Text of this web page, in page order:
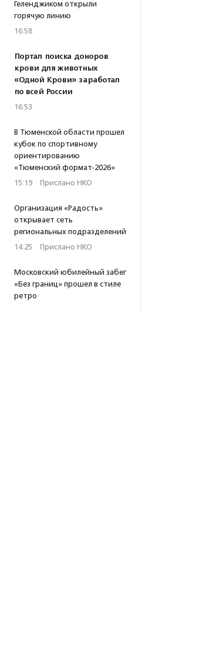
Геленджиком открыли
горячую линию
16:58
Портал поиска доноров
крови для животных
«Одной Крови» заработал
по всей России
16:53
В Тюменской области прошел
кубок по спортивному
ориентированию
«Тюменский формат-2026»
15:19 · Прислано НКО
Организация «Радость»
открывает сеть
региональных подразделений
14:25 · Прислано НКО
Московский юбилейный забег
«Без границ» прошел в стиле
ретро